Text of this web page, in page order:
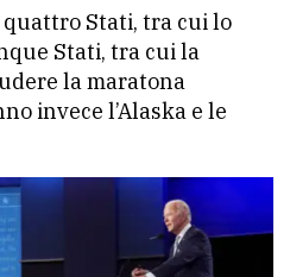
Stati, tra cui lo
Stati, tra cui la
la maratona
invece l’Alaska e le